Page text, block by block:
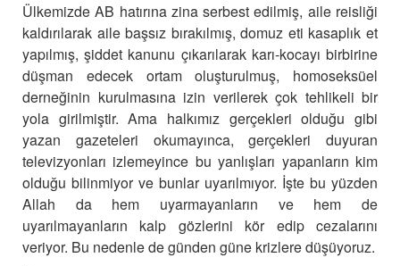
Ülkemizde AB hatırına zina serbest edilmiş, aile reisliği
kaldırılarak aile başsız bırakılmış, domuz eti kasaplık et
yapılmış, şiddet kanunu çıkarılarak karı-kocayı birbirine
düşman edecek ortam oluşturulmuş, homoseksüel
derneğinin kurulmasına izin verilerek çok tehlikeli bir
yola girilmiştir. Ama halkımız gerçekleri olduğu gibi
yazan gazeteleri okumayınca, gerçekleri duyuran
televizyonları izlemeyince bu yanlışları yapanların kim
olduğu bilinmiyor ve bunlar uyarılmıyor. İşte bu yüzden
Allah da hem uyarmayanların ve hem de
uyarılmayanların kalp gözlerini kör edip cezalarını
veriyor. Bu nedenle de günden güne krizlere düşüyoruz.